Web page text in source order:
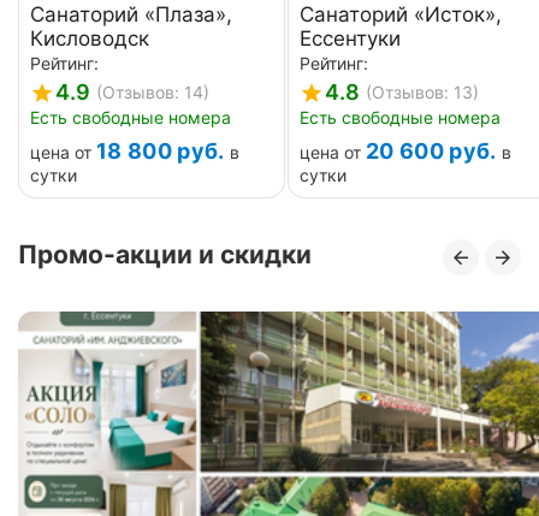
Санаторий «Плаза»,
Кисловодск
Рейтинг:
4.9 (Отзывов: 14)
Есть свободные номера
цена от 18 800 руб. в
сутки
Санаторий «Исток»,
Ессентуки
Рейтинг:
4.8 (Отзывов: 13)
Есть свободные номера
цена от 20 600 руб. в
сутки
Промо-акции и скидки